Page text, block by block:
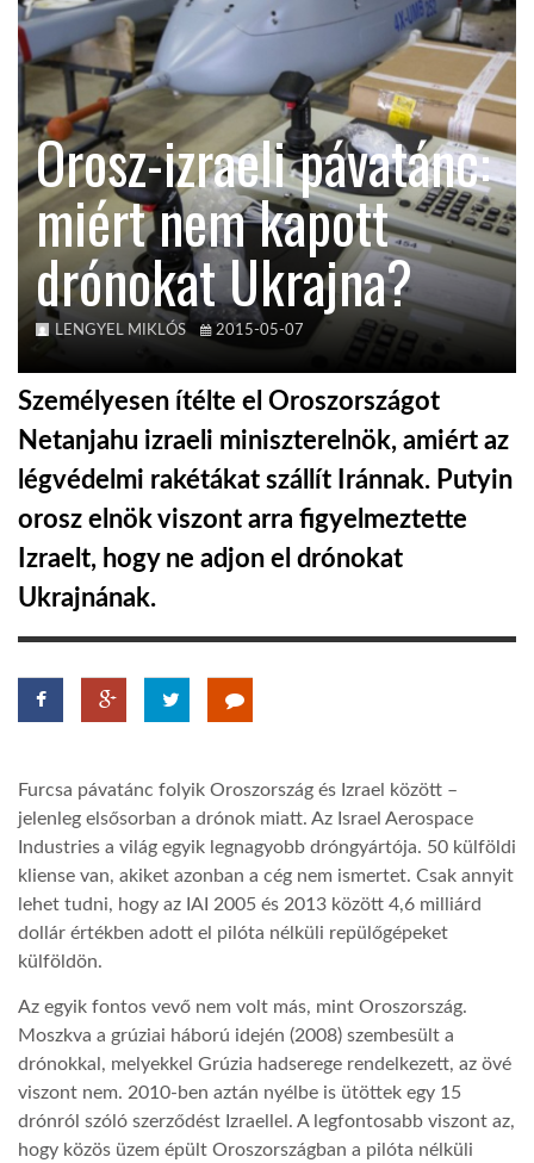
HÍR3D
TROPICALMAGAZIN
GLOBOTV
AFRIKA TUDÁSTÁR
A NAP SZÉPE
LINKTR.EE
GLOBOZSARU
DOBRAVERO.HU
LATIMO.HU
GLOBOBOOK
Orosz-izraeli pávatánc:
miért nem kapott
drónokat Ukrajna?
LENGYEL MIKLÓS 2015-05-07
Személyesen ítélte el Oroszországot
Netanjahu izraeli miniszterelnök, amiért az
légvédelmi rakétákat szállít Iránnak. Putyin
orosz elnök viszont arra figyelmeztette
Izraelt, hogy ne adjon el drónokat
Ukrajnának.
Furcsa pávatánc folyik Oroszország és Izrael között –
jelenleg elsősorban a drónok miatt. Az Israel Aerospace
Industries a világ egyik legnagyobb dróngyártója. 50 külföldi
kliense van, akiket azonban a cég nem ismertet. Csak annyit
lehet tudni, hogy az IAI 2005 és 2013 között 4,6 milliárd
dollár értékben adott el pilóta nélküli repülőgépeket
külföldön.
Az egyik fontos vevő nem volt más, mint Oroszország.
Moszkva a grúziai háború idején (2008) szembesült a
drónokkal, melyekkel Grúzia hadserege rendelkezett, az övé
viszont nem. 2010-ben aztán nyélbe is ütöttek egy 15
drónról szóló szerződést Izraellel. A legfontosabb viszont az,
hogy közös üzem épült Oroszországban a pilóta nélküli